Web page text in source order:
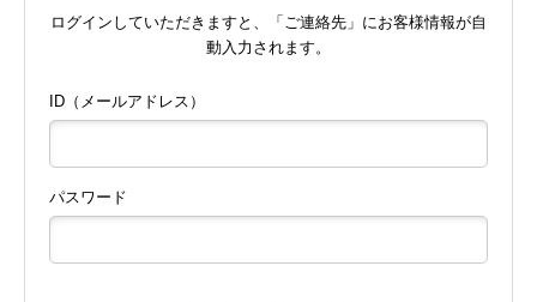
ログインしていただきますと、「ご連絡先」にお客様情報が自
動入力されます。
ID（メールアドレス）
パスワード